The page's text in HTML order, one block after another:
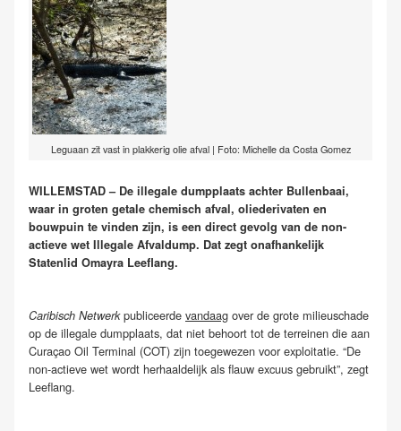
Leguaan zit vast in plakkerig olie afval | Foto: Michelle da Costa Gomez
WILLEMSTAD – De illegale dumpplaats achter Bullenbaai,
waar in groten getale chemisch afval, oliederivaten en
bouwpuin te vinden zijn, is een direct gevolg van de non-
actieve wet Illegale Afvaldump. Dat zegt onafhankelijk
Statenlid Omayra Leeflang.
Caribisch Netwerkpubliceerde vandaag over de grote milieuschade
op de illegale dumpplaats, dat niet behoort tot de terreinen die aan
Curaçao Oil Terminal (COT) zijn toegewezen voor exploitatie. “De
non-actieve wet wordt herhaaldelijk als flauw excuus gebruikt”, zegt
Leeflang.